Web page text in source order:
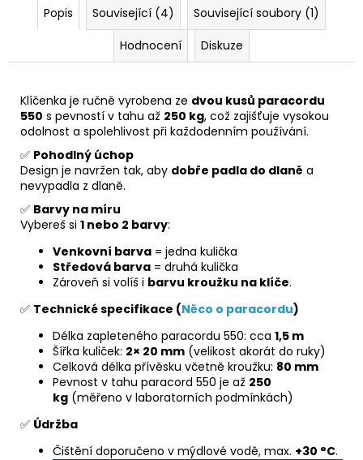
Popis Související (4)
Související soubory (1)
Hodnocení
Diskuze
Klíčenka je ručně vyrobena ze dvou kusů paracordu
550 s pevností v tahu až 250 kg, což zajišťuje vysokou
odolnost a spolehlivost při každodenním používání.
✅ Pohodlný úchop
Design je navržen tak, aby dobře padla do dlaně a
nevypadla z dlaně.
✅ Barvy na míru
Vybereš si 1 nebo 2 barvy:
Venkovní barva = jedna kulička
Středová barva = druhá kulička
Zároveň si volíš i barvu kroužku na klíče.
✅ Technické specifikace (Něco o paracordu)
Délka zapleteného paracordu 550: cca 1,5 m
Šířka kuliček: 2× 20 mm (velikost akorát do ruky)
Celková délka přívěsku včetně kroužku: 80 mm
Pevnost v tahu paracord 550 je až 250
kg (měřeno v laboratorních podmínkách)
✅ Údržba
Čištění doporučeno v mýdlové vodě, max. +30 °C.